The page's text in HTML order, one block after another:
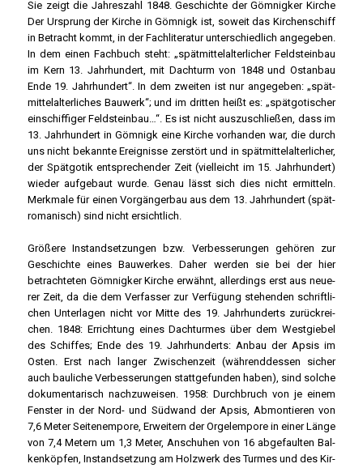
Sie zeigt die Jah­res­zahl 1848. Geschich­te der Göm­nig­ker Kir­che
Der Ursprung der Kir­che in Göm­nigk ist, soweit das Kir­chen­schiff
in Betracht kommt, in der Fach­li­te­ra­tur unter­schied­lich ange­ge­ben.
In dem einen Fach­buch steht: „spät­mit­tel­al­ter­li­cher Feld­stein­bau
im Kern 13. Jahr­hun­dert, mit Dach­turm von 1848 und Ost­an­bau
Ende 19. Jahr­hun­dert“. In dem zwei­ten ist nur ange­ge­ben: „spät­
mit­tel­al­ter­li­ches Bau­werk“; und im drit­ten heißt es: „spät­go­ti­scher
ein­schif­fi­ger Feld­stein­bau…“. Es ist nicht aus­zu­schlie­ßen, dass im
13. Jahr­hun­dert in Göm­nigk eine Kir­che vor­han­den war, die durch
uns nicht bekann­te Ereig­nis­se zer­stört und in spät­mit­tel­al­ter­li­cher,
der Spät­go­tik ent­spre­chen­der Zeit (viel­leicht im 15. Jahr­hun­dert)
wie­der auf­ge­baut wur­de. Genau lässt sich dies nicht ermit­teln.
Merk­ma­le für einen Vor­gän­ger­bau aus dem 13. Jahr­hun­dert (spät­
ro­ma­nisch) sind nicht ersicht­lich.
Grö­ße­re Instand­set­zun­gen bzw. Ver­bes­se­run­gen gehö­ren zur
Geschich­te eines Bau­wer­kes. Daher wer­den sie bei der hier
betrach­te­ten Göm­nig­ker Kir­che erwähnt, aller­dings erst aus neue­
rer Zeit, da die dem Ver­fas­ser zur Ver­fü­gung ste­hen­den schrift­li­
chen Unter­la­gen nicht vor Mit­te des 19. Jahr­hun­derts zurück­rei­
chen. 1848: Errich­tung eines Dach­tur­mes über dem West­gie­bel
des Schif­fes; Ende des 19. Jahr­hun­derts: Anbau der Apsis im
Osten. Erst nach lan­ger Zwi­schen­zeit (wäh­rend­des­sen sicher
auch bau­li­che Ver­bes­se­run­gen statt­ge­fun­den haben), sind sol­che
doku­men­ta­risch nach­zu­wei­sen. 1958: Durch­bruch von je einem
Fens­ter in der Nord- und Süd­wand der Apsis, Abmon­tie­ren von
7,6 Meter Sei­ten­em­po­re, Erwei­tern der Orgel­em­po­re in einer Län­ge
von 7,4 Metern um 1,3 Meter, Anschu­hen von 16 abge­faul­ten Bal­
ken­köp­fen, Instand­set­zung am Holz­werk des Tur­mes und des Kir­